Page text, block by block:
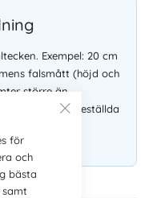
för
och
bästa
samt
Exempel: 20 cm
falsmått (höjd och
större än
inte på måttbeställda